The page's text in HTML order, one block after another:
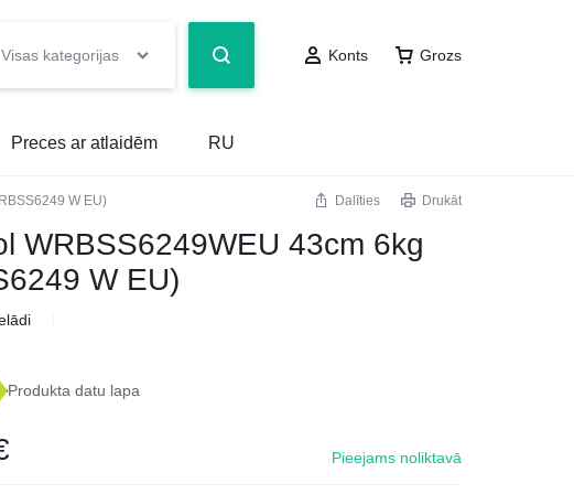
Visas kategorijas Konts Grozs
Preces ar atlaidēm RU
W EU) Dalīties Drukāt
WRBSS6249WEU 43cm 6kg
W EU)
Produkta datu lapa
Pieejams noliktavā